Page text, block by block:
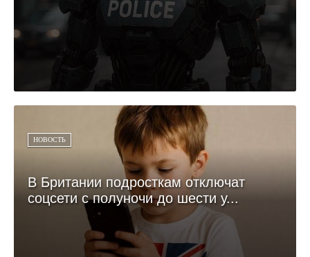
НОВОСТЬ
В Британии подросткам отключат
соцсети с полуночи до шести у...